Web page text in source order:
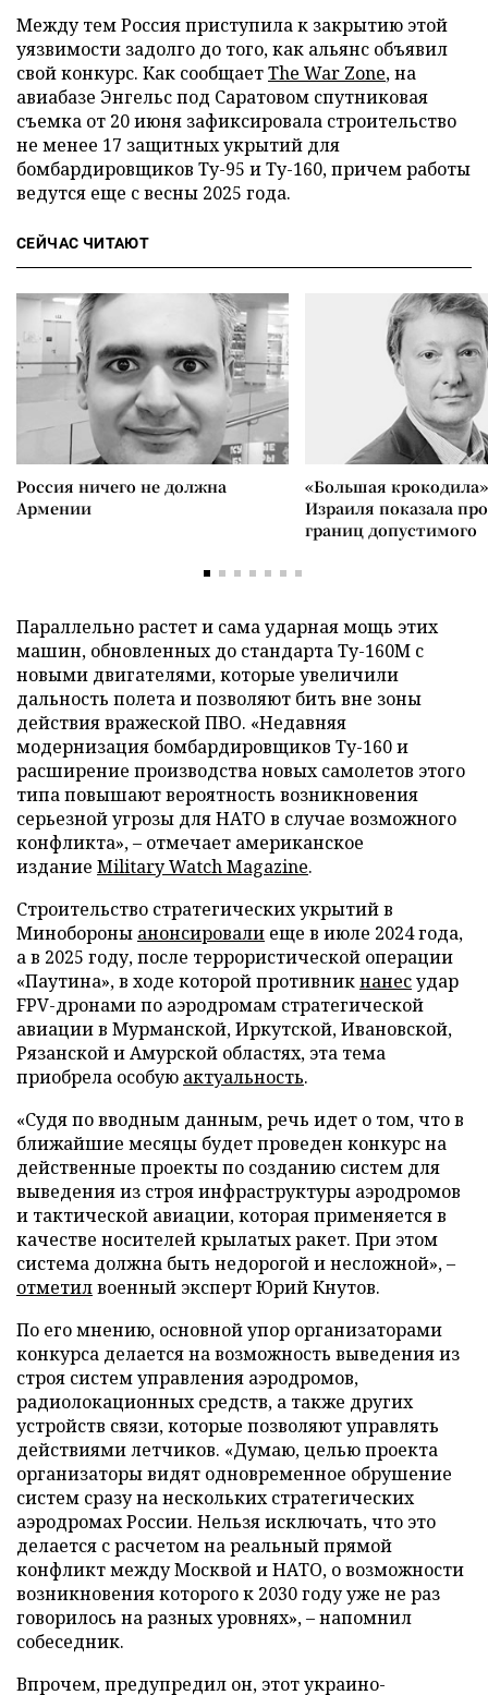
Между тем Россия приступила к закрытию этой
уязвимости задолго до того, как альянс объявил
свой конкурс. Как сообщаетThe War Zone, на
авиабазе Энгельс под Саратовом спутниковая
съемка от 20 июня зафиксировала строительство
не менее 17 защитных укрытий для
бомбардировщиков Ту-95 и Ту-160, причем работы
ведутся еще с весны 2025 года.
СЕЙЧАС ЧИТАЮТ
Россия ничего не должна
Армении
«Большая
Израиля показала
границ допустимого
Параллельно растет и сама ударная мощь этих
машин, обновленных до стандарта Ту-160М с
новыми двигателями, которые увеличили
дальность полета и позволяют бить вне зоны
действия вражеской ПВО. «Недавняя
модернизация бомбардировщиков Ту-160 и
расширение производства новых самолетов этого
типа повышают вероятность возникновения
серьезной угрозы для НАТО в случае возможного
конфликта», – отмечает американское
издание Military Watch Magazine.
Строительство стратегических укрытий в
Минобороны анонсировали еще в июле 2024 года,
а в 2025 году, после террористической операции
«Паутина», в ходе которой противникнанесудар
FPV-дронами по аэродромам стратегической
авиации в Мурманской, Иркутской, Ивановской,
Рязанской и Амурской областях, эта тема
приобрела особую актуальность.
«Судя по вводным данным, речь идет о том, что в
ближайшие месяцы будет проведен конкурс на
действенные проекты по созданию систем для
выведения из строя инфраструктуры аэродромов
и тактической авиации, которая применяется в
качестве носителей крылатых ракет. При этом
система должна быть недорогой и несложной», –
отметилвоенный эксперт Юрий Кнутов.
По его мнению, основной упор организаторами
конкурса делается на возможность выведения из
строя систем управления аэродромов,
радиолокационных средств, а также других
устройств связи, которые позволяют управлять
действиями летчиков. «Думаю, целью проекта
организаторы видят одновременное обрушение
систем сразу на нескольких стратегических
аэродромах России. Нельзя исключать, что это
делается с расчетом на реальный прямой
конфликт между Москвой и НАТО, о возможности
возникновения которого к 2030 году уже не раз
говорилось на разных уровнях», – напомнил
собеседник.
Впрочем, предупредил он, этот украино-